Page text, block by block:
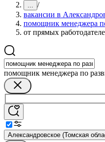
... /
вакансии в
помощник менеджера
от прямых
помощник менеджера по
Александровское (Томская